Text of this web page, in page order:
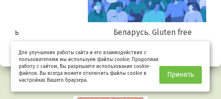
Беларусь. Gluten free
Для улучшения работы сайта и его взаимодействия с
пользователями мы используем файлы cookie. Продолжая
работу с сайтом, Вы разрешаете использование cookie-
файлов. Вы всегда можете отключить файлы cookie в
настройках Вашего браузера.
Принять